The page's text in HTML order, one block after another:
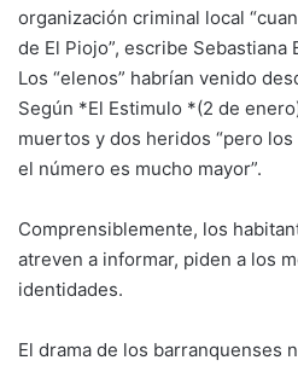
organización criminal local
de El Piojo”, escribe Sebastiana
Los “elenos” habrían venido
Según *El Estimulo *(2 de
muertos y dos heridos “pero
el número es mucho mayor”.
Comprensiblemente, los
atreven a informar, piden a los
identidades.
El drama de los barranquenses